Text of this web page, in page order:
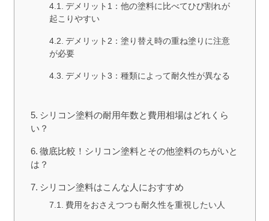
デメリット1：他の塗料に比べてひび割れが
起こりやすい
デメリット2：塗り替え時の重ね塗りに注意
が必要
デメリット3：種類によって耐久性が異なる
シリコン塗料の耐用年数と費用相場はどれくら
い？
徹底比較！シリコン塗料とその他塗料のちがいと
は？
シリコン塗料はこんな人におすすめ
費用をおさえつつも耐久性を重視したい人